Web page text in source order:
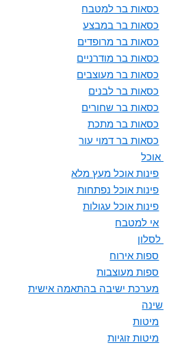
כסאות בר למטבח
כסאות בר במבצע
כסאות בר מרופדים
כסאות בר מודרניים
כסאות בר מעוצבים
כסאות בר לבנים
כסאות בר שחורים
כסאות בר מתכת
כסאות בר דמוי עור
אוכל
פינות אוכל מעץ מלא
פינות אוכל נפתחות
פינות אוכל עגולות
אי למטבח
לסלון
ספות אירוח
ספות מעוצבות
מערכת ישיבה בהתאמה אישית
שינה
מיטות
מיטות זוגיות